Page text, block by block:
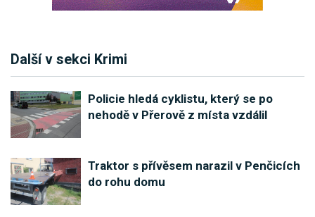
Další v sekci Krimi
Policie hledá cyklistu, který se po
nehodě v Přerově z místa vzdálil
Traktor s přívěsem narazil v Penčicích
do rohu domu